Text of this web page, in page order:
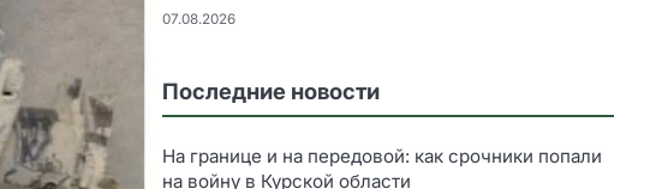
07.08.2026
Последние новости
На границе и на передовой: как срочники попали
на войну в Курской области